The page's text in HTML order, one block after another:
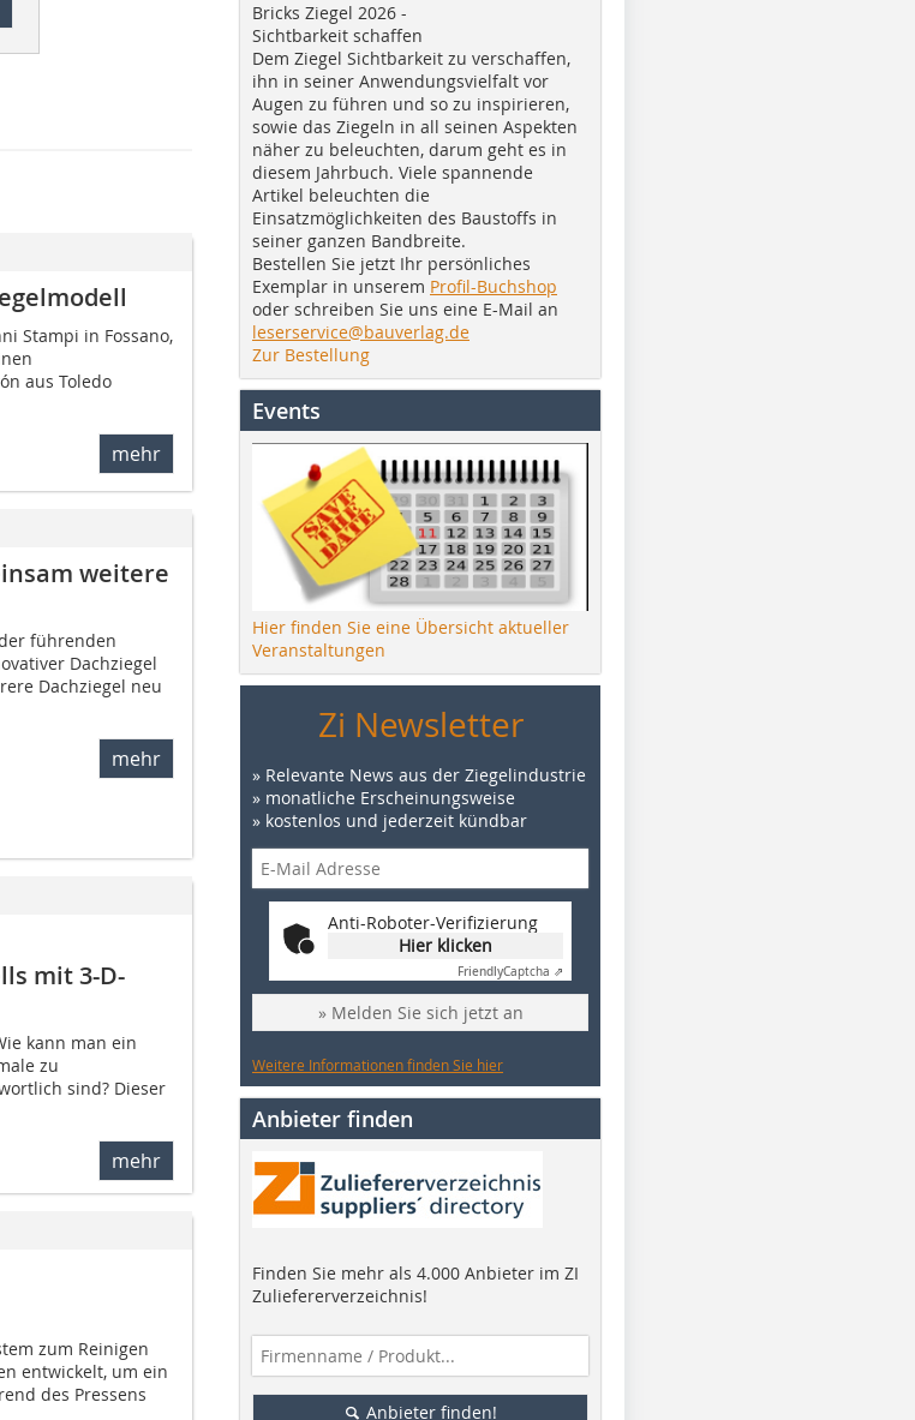
Stampi in Fossano,
aus Toledo
mehr
weitere
führenden
Dachziegel
Dachziegel neu
mehr
mit 3-D-
kann man ein
zu
sind? Dieser
mehr
zum Reinigen
entwickelt, um ein
des Pressens
Bricks Ziegel 2026 -
Sichtbarkeit schaffen
Dem Ziegel Sichtbarkeit zu verschaffen,
ihn in seiner Anwendungsvielfalt vor
Augen zu führen und so zu inspirieren,
sowie das Ziegeln in all seinen Aspekten
näher zu beleuchten, darum geht es in
diesem Jahrbuch. Viele spannende
Artikel beleuchten die
Einsatzmöglichkeiten des Baustoffs in
seiner ganzen Bandbreite.
Bestellen Sie jetzt Ihr persönliches
Exemplar in unserem Profil-Buchshop
oder schreiben Sie uns eine E-Mail an
leserservice@bauverlag.de
Zur Bestellung
Events
Hier finden Sie eine Übersicht aktueller
Veranstaltungen
Zi Newsletter
» Relevante News aus der Ziegelindustrie
» monatliche Erscheinungsweise
» kostenlos und jederzeit kündbar
Anti-Roboter-Verifizierung
Hier klicken
FriendlyCaptcha ⇗
» Melden Sie sich jetzt an
Weitere Informationen finden Sie hier
Anbieter finden
Finden Sie mehr als 4.000 Anbieter im ZI
Zuliefererverzeichnis!
Anbieter finden!